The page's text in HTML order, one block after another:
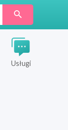
Usługi